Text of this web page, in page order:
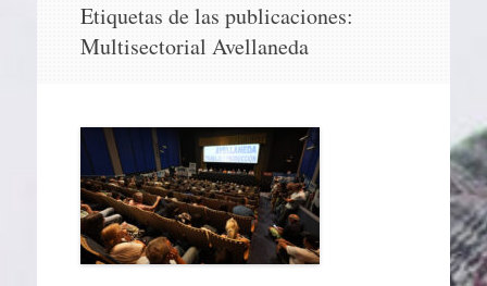
contenido
Etiquetas de las publicaciones:
Multisectorial Avellaneda